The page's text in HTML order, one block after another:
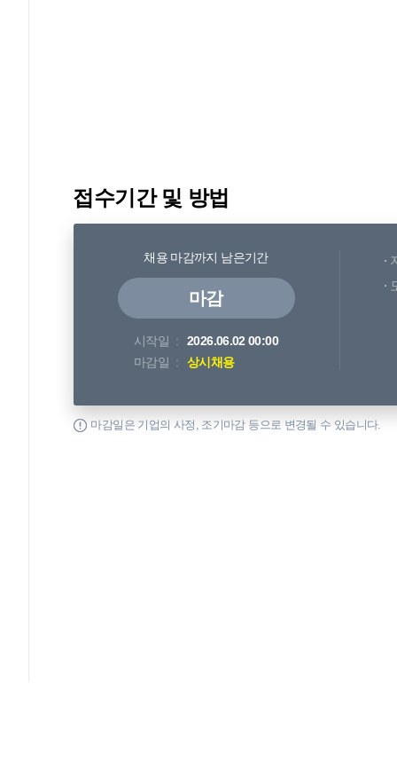
접수기간 및 방법
채용 마감까지 남은기간
마감
시작일
2026.06.02 00:00
마감일
상시채용
마감일은 기업의 사정, 조기마감 등으로 변경될 수 있습니다.